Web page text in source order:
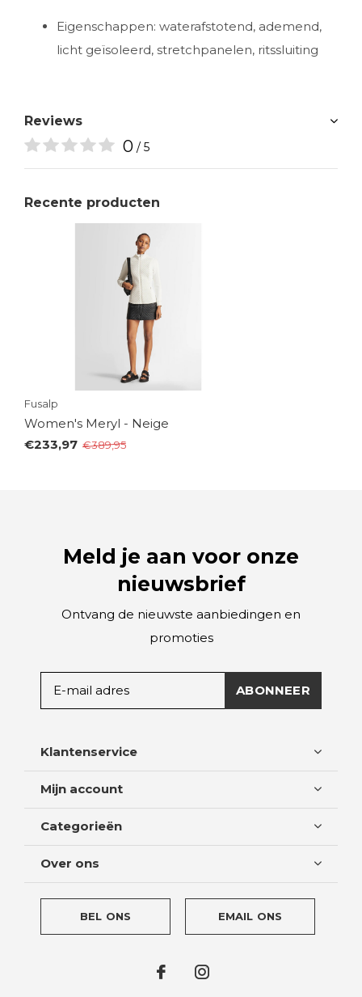
Eigenschappen: waterafstotend, ademend,
licht geïsoleerd, stretchpanelen, ritssluiting
Reviews
0 / 5
Recente producten
Fusalp
Women's Meryl - Neige
€233,97 €389,95
Meld je aan voor onze
nieuwsbrief
Ontvang de nieuwste aanbiedingen en
promoties
ABONNEER
Klantenservice
Mijn account
Categorieën
Over ons
BEL ONS EMAIL ONS